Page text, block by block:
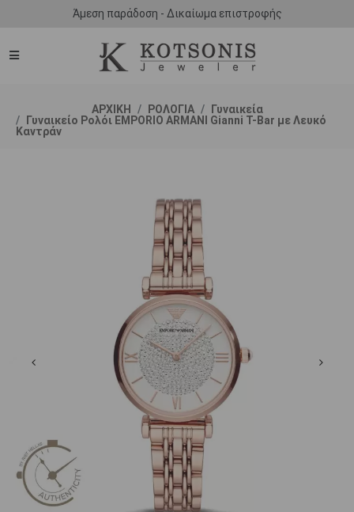
Άμεση παράδοση - Δικαίωμα επιστροφής
ΑΡΧΙΚΗ ΡΟΛΟΓΙΑ
Γυναικεία
Γυναικείο Ρολόι EMPORIO ARΜΑΝΙ Gianni T-Bar με Λευκό
Καντράν